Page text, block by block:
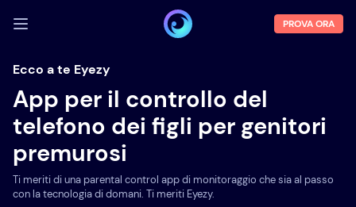
ACCEDI
Demo
Funzioni
Chi siamo
Blog
PROVA ORA
Ecco a te Eyezy
App per il controllo del
telefono dei figli per genitori
premurosi
Ti meriti di una parental control app di monitoraggio che sia al passo
con la tecnologia di domani. Ti meriti Eyezy.